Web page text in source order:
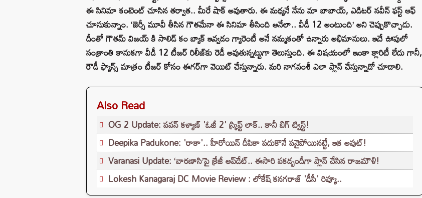
ఈ సినిమా కంటెంట్ చూసిన తర్వాత.. మీరే షాక్ అవుతారు. ఈ మధ్యనే నేను మా బాబాయ్, ఎడిటర్ నవీన్ ఫస్ట్ ఆఫ్
చూసుకున్నాం. ‘జెర్సీ మూవీ తీసిన గౌతమేనా ఈ సినిమా తీసింది అనేలా.. వీడీ 12 అంటుంది’ అని చెప్పుకొచ్చాడు.
దీంతో గౌతమ్ విజయ్ కి సాలిడ్ కం బ్యాక్ ఇవ్వడం గ్యారెంటీ అనే నమ్మకంతో ఉన్నారు అభిమానులు. ఇదే ఊపులో
సంక్రాంతి కానుకగా వీడీ 12 టీజర్ రిలీజ్‌కు రెడీ అవుతున్నట్టుగా తెలుస్తుంది. ఈ విషయంలో ఇంకా క్లారిటీ లేదు గానీ,
రౌడీ ఫ్యాన్స్ మాత్రం టీజర్ కోసం ఈగర్‌గా వెయిట్ చేస్తున్నారు. మరి నాగవంశీ ఎలా ప్లాన్ చేస్తున్నాడో చూడాలి.
Also Read
OG 2 Update: పవన్ కళ్యాణ్ 'ఓజీ 2' స్క్రిప్ట్ లాక్.. కానీ బిగ్ ట్విస్ట్!
Deepika Padukone: 'రాకా'.. హీరోయిన్ దీపికా పదుకొనే పనైపోయినట్టే, ఇక అవుట్!
Varanasi Update: ‘వారణాసి’పై క్రేజీ అప్‌డేట్.. ఈసారి పకడ్బందీగా ప్లాన్ చేసిన రాజమౌళి!
Lokesh Kanagaraj DC Movie Review : లోకేష్ కనగరాజ్ 'డీసీ' రివ్యూ..